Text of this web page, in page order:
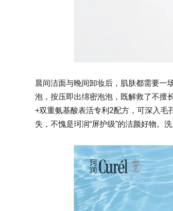
晨间洁面与晚间卸妆后， 肌肤都需要一
泡，按压即出绵密泡泡，既解救了不擅
+双重氨基酸表活专利2配方，可深入毛
失，不愧是珂润“屏护级”的洁颜好物。